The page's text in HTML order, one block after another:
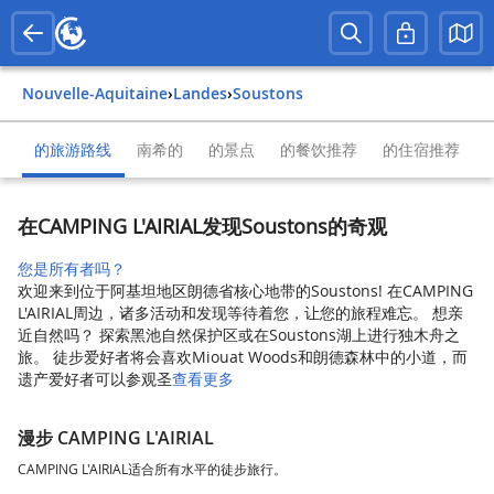
Nouvelle-Aquitaine› Landes› Soustons
的旅游路线 南希的 的景点 的餐饮推荐 的住宿推荐
在CAMPING L'AIRIAL发现Soustons的奇观
您是所有者吗？
欢迎来到位于阿基坦地区朗德省核心地带的Soustons! 在CAMPING
L'AIRIAL周边，诸多活动和发现等待着您，让您的旅程难忘。 想亲
近自然吗？ 探索黑池自然保护区或在Soustons湖上进行独木舟之
旅。 徒步爱好者将会喜欢Miouat Woods和朗德森林中的小道，而
遗产爱好者可以参观圣查看更多
漫步 CAMPING L'AIRIAL
CAMPING L'AIRIAL适合所有水平的徒步旅行。